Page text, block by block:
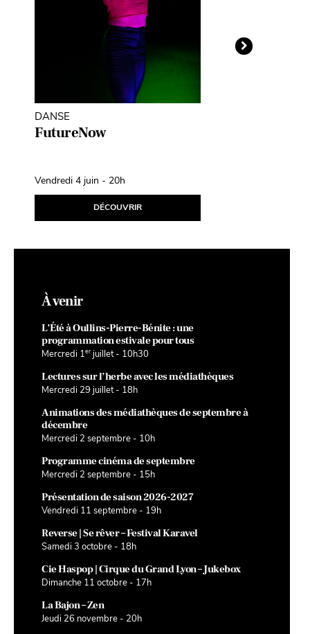
DANSE
FutureNow
Vendredi 4 juin - 20h
DÉCOUVRIR
À venir
L’Été à Oullins-Pierre-Bénite : une
programmation estivale pour tous
Mercredi 1er juillet - 10h30
Lectures sur l’herbe avec les médiathèques
Mercredi 29 juillet - 18h
Animations des médiathèques de septembre à
décembre
Mercredi 2 septembre - 10h
Programme cinéma de septembre
Mercredi 2 septembre - 15h
Présentation de saison 2026-2027
Vendredi 11 septembre - 19h
Reverse | Se rêver – Festival Karavel
Samedi 3 octobre - 18h
Cie Haspop | Cirque du Grand Lyon – Jukebox
Dimanche 11 octobre - 17h
La Bajon – Zen
Jeudi 26 novembre - 20h